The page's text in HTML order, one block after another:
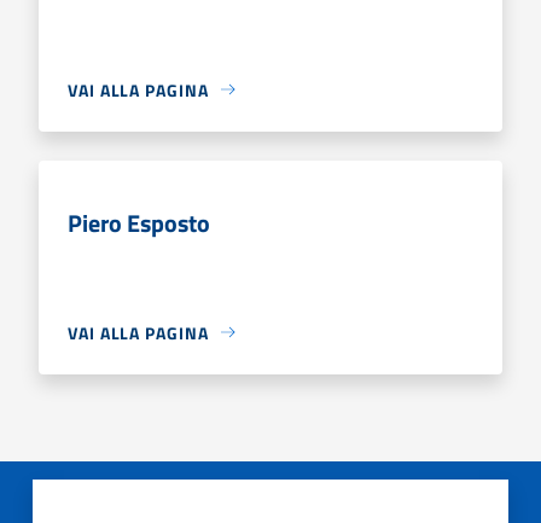
VAI ALLA PAGINA
Piero Esposto
VAI ALLA PAGINA